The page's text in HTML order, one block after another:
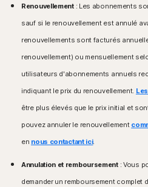
Mac exécutant la version
versions précédentes
Systèmes d'exploitation
Appareils sous Android
Installation de
ultérieure.
deux versions
précédente d'Apple® tvOS.
disponibles dans les
Microsoft Windows 7
Service Pack 1 (SP 1) ou
Systèmes d'exploitation
MacOS 10.13 ou version
Norton, Contrôle parental
Systèmes d'exploitation
Google Play requise.
en charge.
Renouvellement : Les abonnements
sauf si le renouvellement est annulé
renouvellements sont facturés
renouvellement) ou mensuellement
utilisateurs d'abonnements annuels
indiquant le prix du renouvellement.
être plus élevés que le prix initial et
pouvez annuler le renouvellement
en nous contactant ici.
Annulation et remboursement: Vous
demander un remboursement complet